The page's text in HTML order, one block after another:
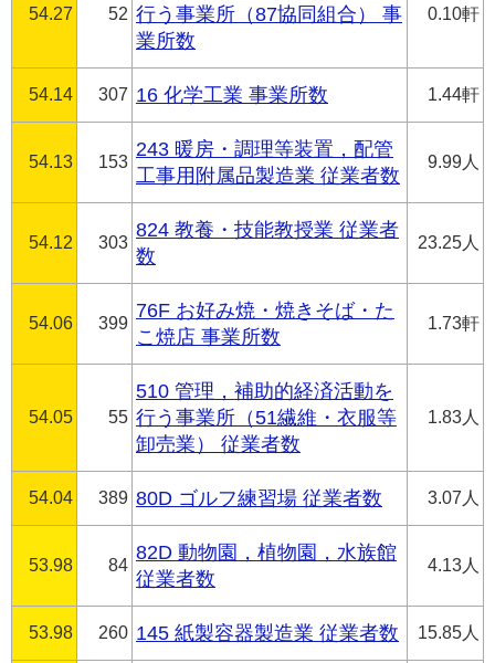
54.27 52 行う事業所（87協同組合） 事
業所数
0.10軒
54.14 307 16 化学工業 事業所数 1.44軒
54.13 153
243 暖房・調理等装置，配管
工事用附属品製造業 従業者数
9.99人
54.12 303
824 教養・技能教授業 従業者
数
23.25人
54.06 399
76F お好み焼・焼きそば・た
こ焼店 事業所数
1.73軒
54.05 55
510 管理，補助的経済活動を
行う事業所（51繊維・衣服等
卸売業） 従業者数
1.83人
54.04 389 80D ゴルフ練習場 従業者数 3.07人
53.98 84
82D 動物園，植物園，水族館
従業者数
4.13人
53.98 260 145 紙製容器製造業 従業者数 15.85人